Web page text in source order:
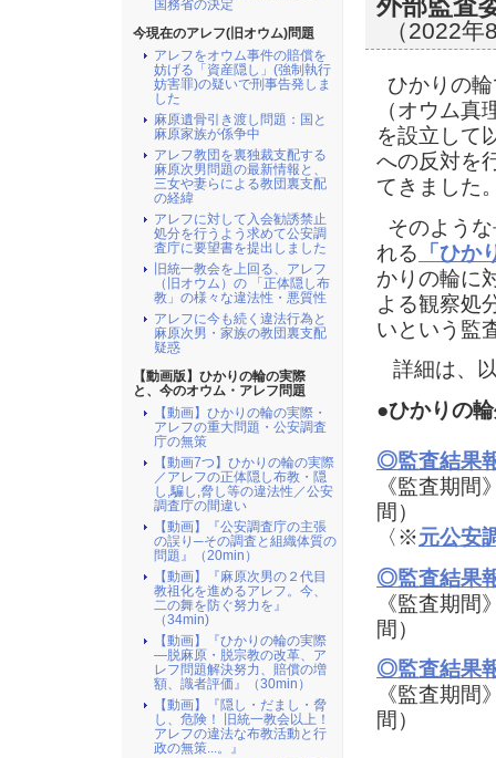
（2022
ひかりの
（オウム
を設立して
への反対を
てきました
そのよう
れる 「ひか
かりの輪に
よる観察処
いという監
詳細は、
●ひかりの
◎監査結果
《監査期
間）
〈※元公安
◎監査結果
《監査期
間）
◎監査結果
《監査期
間）
国務省の決定
今現在のアレフ(旧オウム)問題
アレフをオウム事件の賠償を
妨げる「資産隠し」(強制執行
妨害罪)の疑いで刑事告発しま
した
麻原遺骨引き渡し問題：国と
麻原家族が係争中
アレフ教団を裏独裁支配する
麻原次男問題の最新情報と、
三女や妻らによる教団裏支配
の経緯
アレフに対して入会勧誘禁止
処分を行うよう求めて公安調
査庁に要望書を提出しました
旧統一教会を上回る、アレフ
（旧オウム）の 「正体隠し布
教」の様々な違法性・悪質性
アレフに今も続く違法行為と
麻原次男・家族の教団裏支配
疑惑
【動画版】ひかりの輪の実際
と、今のオウム・アレフ問題
【動画】ひかりの輪の実際・
アレフの重大問題・公安調査
庁の無策
【動画7つ】ひかりの輪の実際
／アレフの正体隠し布教・隠
し,騙し,脅し等の違法性／公安
調査庁の間違い
【動画】『公安調査庁の主張
の誤り─その調査と組織体質の
問題』（20min）
【動画】『麻原次男の２代目
教祖化を進めるアレフ。今、
二の舞を防ぐ努力を』
（34min)
【動画】『ひかりの輪の実際
―脱麻原・脱宗教の改革、ア
レフ問題解決努力、賠償の増
額、識者評価』（30min）
【動画】『隠し・だまし・脅
し、危険！ 旧統一教会以上！
アレフの違法な布教活動と行
政の無策...。』